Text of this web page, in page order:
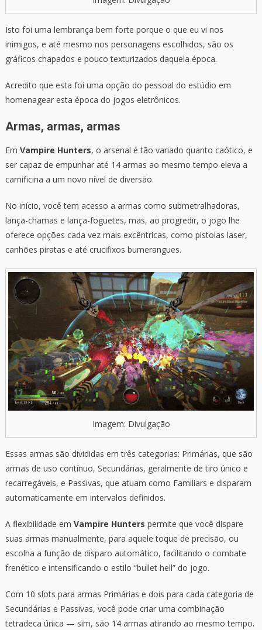
Isto foi uma lembrança bem forte porque o que eu vi nos
inimigos, e até mesmo nos personagens escolhidos, são os
gráficos chapados e pouco texturizados daquela época.
Acredito que esta foi uma opção do pessoal do estúdio em
homenagear esta época do jogos eletrônicos.
Armas, armas, armas
Em Vampire Hunters, o arsenal é tão variado quanto caótico, e
ser capaz de empunhar até 14 armas ao mesmo tempo eleva a
carnificina a um novo nível de diversão.
No início, você tem acesso a armas como submetralhadoras,
lança-chamas e lança-foguetes, mas, ao progredir, o jogo lhe
oferece opções cada vez mais excêntricas, como pistolas laser,
canhões piratas e até crucifixos bumerangues.
Imagem: Divulgação
Essas armas são divididas em três categorias: Primárias, que são
armas de uso contínuo, Secundárias, geralmente de tiro único e
recarregáveis, e Passivas, que atuam como Familiars e disparam
automaticamente em intervalos definidos.
A flexibilidade em Vampire Hunters permite que você dispare
suas armas manualmente, para aquele toque de precisão, ou
escolha a função de disparo automático, facilitando o combate
frenético e intensificando o estilo “bullet hell” do jogo.
Com 10 slots para armas Primárias e dois para cada categoria de
Secundárias e Passivas, você pode criar uma combinação
tetradeca única — sim, são 14 armas atirando ao mesmo tempo.